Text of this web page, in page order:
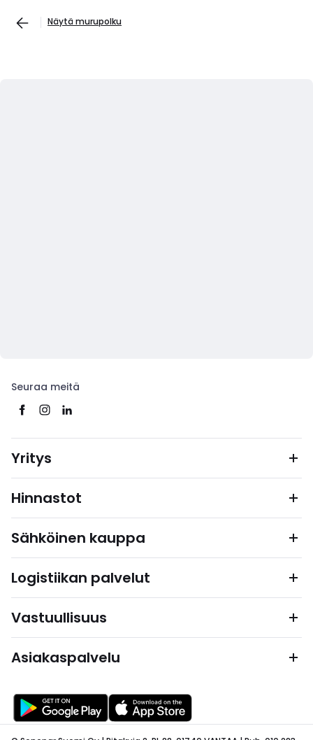
Näytä murupolku
Seuraa meitä
Yritys
Hinnastot
Sähköinen kauppa
Logistiikan palvelut
Vastuullisuus
Asiakaspalvelu